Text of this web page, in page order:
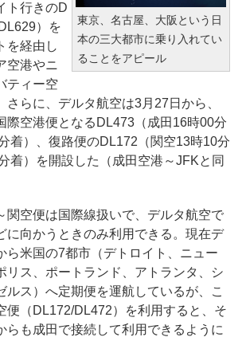
東京、名古屋、大阪という日
本の三大都市に乗り入れてい
ることをアピール
ト行きのD
）を
を経由し
空港やニ
ティー空
さらに、デルタ航空は3月27日から、
際空港便となるDL473（成田16時00分
着）、復路便のDL172（関空13時10分
着）を開設した（成田空港～JFKと同
空便は国際線扱いで、デルタ航空で
に向かうときのみ利用できる。現在デ
ら米国の7都市（デトロイト、ニュー
リス、ポートランド、アトランタ、シ
ルス）へ定期便を運航しているが、こ
便（DL172/DL472）を利用すると、そ
らも成田で接続して利用できるように